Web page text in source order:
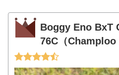
Boggy Eno BxT
76C（Champloo